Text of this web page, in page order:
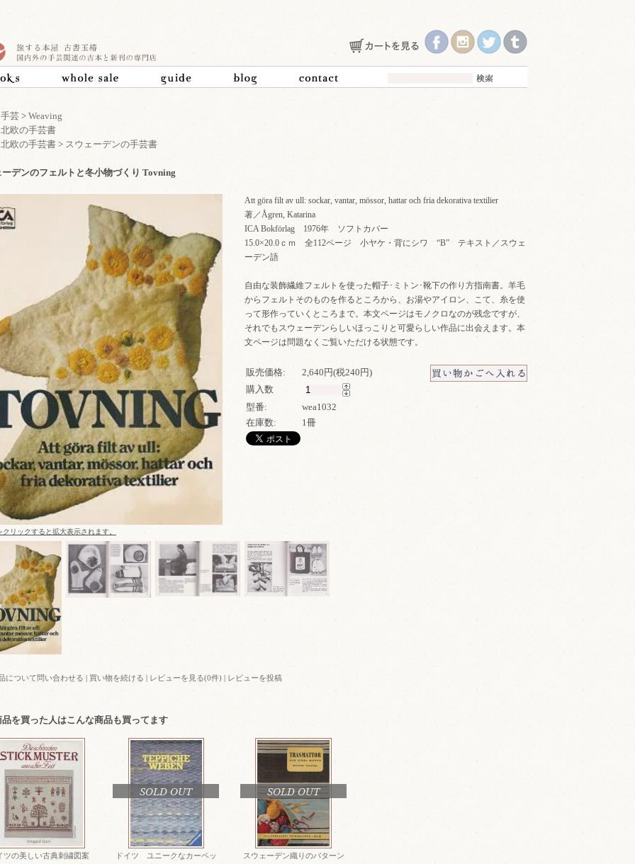
手芸 > Weaving
北欧の手芸書
北欧の手芸書 > スウェーデンの手芸書
デンのフェルトと冬小物づくり Tovning
Att göra filt av ull: sockar, vantar, mössor, hattar och fria dekorativa textilier
著／Ågren, Katarina
ICA Bokförlag 1976年 ソフトカバー
15.0×20.0ｃｍ 全112ページ 小ヤケ・背にシワ “B” テキスト／スウェ
ーデン語
自由な装飾繊維フェルトを使った帽子･ミトン･靴下の作り方指南書。羊毛
からフェルトそのものを作るところから、お湯やアイロン、こて、糸を使
って形作っていくところまで。本文ページはモノクロなのが残念ですが、
それでもスウェーデンらしいほっこりと可愛らしい作品に出会えます。本
文ページは問題なくご覧いただける状態です。
販売価格:
2,640円(税240円)
購入数
型番:
wea1032
在庫数:
1冊
リックすると拡大表示されます。
について問い合わせる | 買い物を続ける| レビューを見る(0件) | レビューを投稿
品を買った人はこんな商品も買ってます
ツの美しい古典刺繍図案
SOLD OUT
ドイツ ユニークなカーペッ
SOLD OUT
スウェーデン織りのパターン